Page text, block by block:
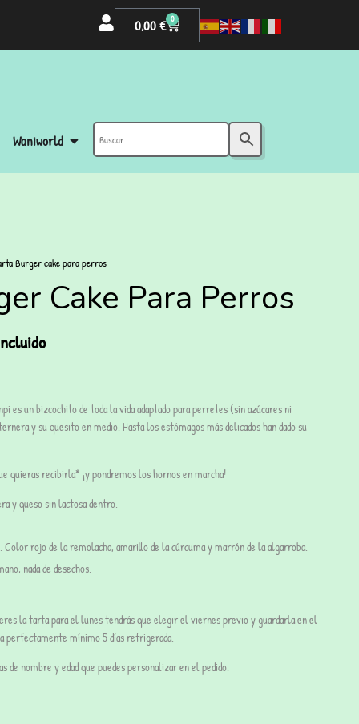
0,00€ 0
Waniworld
Burger cake para perros
Cake Para Perros
es un bizcochito de toda la vida adaptado para perretes (sin azúcares ni
y su quesito en medio. Hasta los estómagos más delicados han dado su
quieras recibirla* ¡y pondremos los hornos en marcha!
y queso sin lactosa dentro.
rojo de la remolacha, amarillo de la cúrcuma y marrón de la algarroba.
nada de desechos.
la tarta para el lunes tendrás que elegir el viernes previo y guardarla en el
perfectamente mínimo 5 días refrigerada.
nombre y edad que puedes personalizar en el pedido.